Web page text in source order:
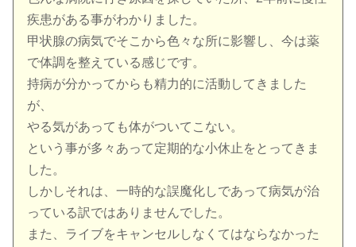
疾患がある事がわかりました。
甲状腺の病気でそこから色々な所に影響し、今は薬
で体調を整えている感じです。
持病が分かってからも精力的に活動してきました
が、
やる気があっても体がついてこない。
という事が多々あって定期的な小休止をとってきま
した。
しかしそれは、一時的な誤魔化しであって病気が治
っている訳ではありませんでした。
また、ライブをキャンセルしなくてはならなかった